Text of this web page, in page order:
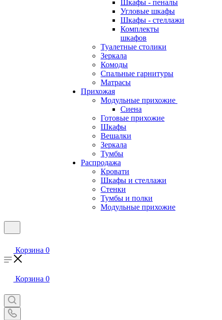
Шкафы - пеналы
Угловые шкафы
Шкафы - стеллажи
Комплекты
шкафов
Туалетные столики
Зеркала
Комоды
Спальные гарнитуры
Матрасы
Прихожая
Модульные прихожие
Сиена
Готовые прихожие
Шкафы
Вешалки
Зеркала
Тумбы
Распродажа
Кровати
Шкафы и стеллажи
Стенки
Тумбы и полки
Модульные прихожие
Корзина 0
Корзина 0